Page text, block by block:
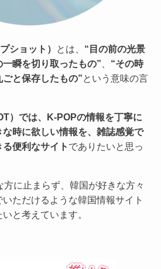
ショット） とは、 “目の前の光景
瞬を切り取ったもの”
“その時
と保存したもの” という意味の言
）では、K-POPの情報を丁寧に
な時に欲しい情報を、雑誌感覚で
便利なサイト でありたいと思っ
に止まらず、韓国が好きな方々
ただけるような韓国情報サイト
と考えています。